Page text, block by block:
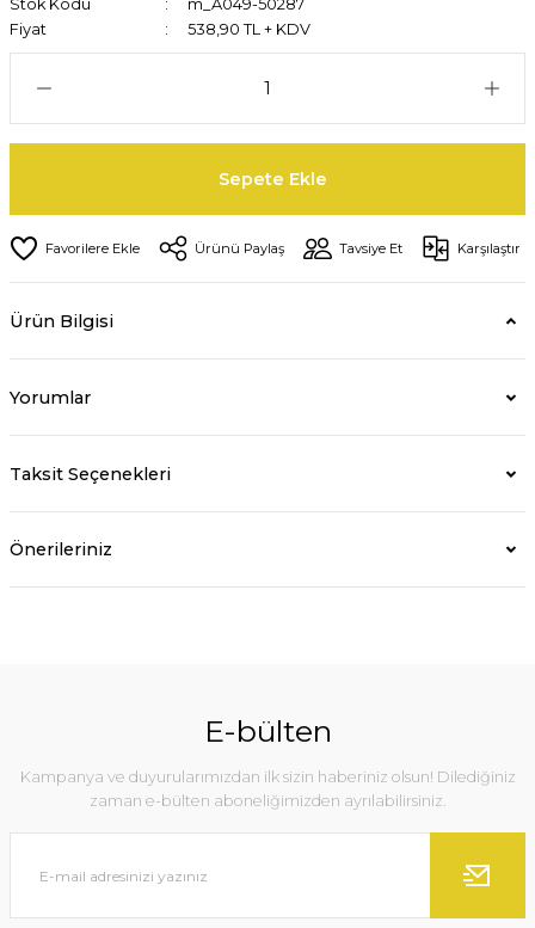
Stok Kodu
m_A049-50287
Fiyat
538,90 TL + KDV
Sepete Ekle
Ürünü Paylaş Tavsiye Et Karşılaştır
Ürün Bilgisi
Yorumlar
Taksit Seçenekleri
Önerileriniz
E-bülten
Kampanya ve duyurularımızdan ilk sizin haberiniz olsun! Dilediğiniz
zaman e-bülten aboneliğimizden ayrılabilirsiniz.